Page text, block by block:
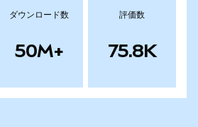
ダウンロード数
50M+
評価数
75.8K